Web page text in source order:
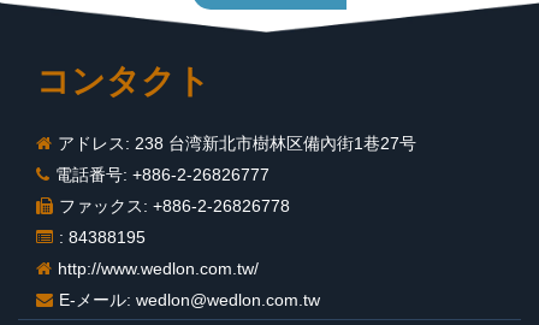
コンタクト
アドレス: 238 台湾新北市樹林区備內街1巷27号
電話番号: +886-2-26826777
ファックス: +886-2-26826778
: 84388195
http://www.wedlon.com.tw/
E-メール: wedlon@wedlon.com.tw